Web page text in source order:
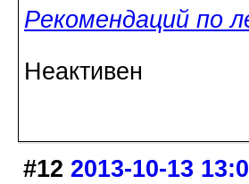
Рекомендаций по
Неактивен
#12 2013-10-13